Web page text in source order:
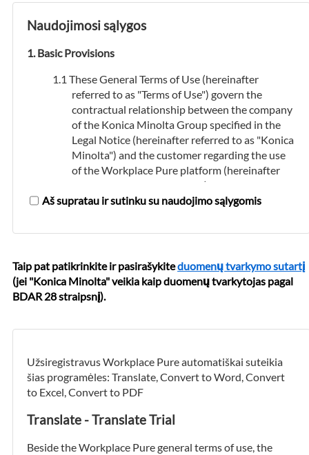
Naudojimosi sąlygos
Basic Provisions
These General Terms of Use (hereinafter
referred to as "Terms of Use") govern the
contractual relationship between the company
of the Konica Minolta Group specified in the
Legal Notice (hereinafter referred to as "Konica
Minolta") and the customer regarding the use
of the Workplace Pure platform (hereinafter
referred to as the "platform") and the booking
and use of the cloud services offered on it.
Use of the Workplace Pure Platform
book the cloud services offered on it, the
customer must first register. The data that the
customer provides during the registration
process must be accurate and complete, and
must be kept up-to-date by the customer at all
times.
Aš supratau ir sutinku su naudojimo sąlygomis
Taip pat patikrinkite ir pasirašykiteduomenų tvarkymo sutartį
(jei "Konica Minolta" veikia kaip duomenų tvarkytojas pagal
BDAR 28 straipsnį).
Užsiregistravus Workplace Pure automatiškai suteikia
šias programėles: Translate, Convert to Word, Convert
to Excel, Convert to PDF
Translate - Translate Trial
Beside the Workplace Pure general terms of use, the